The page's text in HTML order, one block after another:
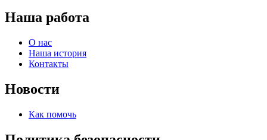
Наша работа
О нас
Наша история
Контакты
Новости
Как помочь